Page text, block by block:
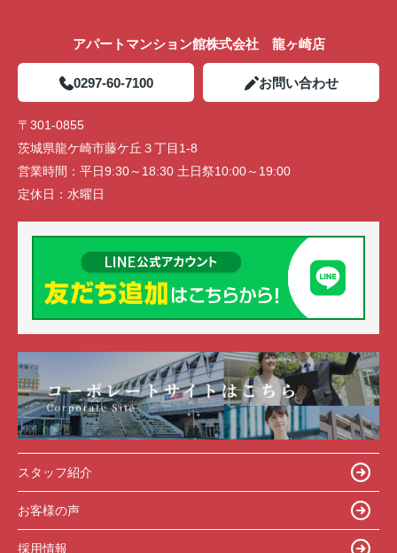
アパートマンション館株式会社 龍ヶ崎店
0297-60-7100 お問い合わせ
〒301-0855
茨城県龍ケ崎市藤ケ丘３丁目1-8
営業時間： 平日9:30～18:30 土日祭10:00～19:00
定休日： 水曜日
スタッフ紹介
お客様の声
採用情報